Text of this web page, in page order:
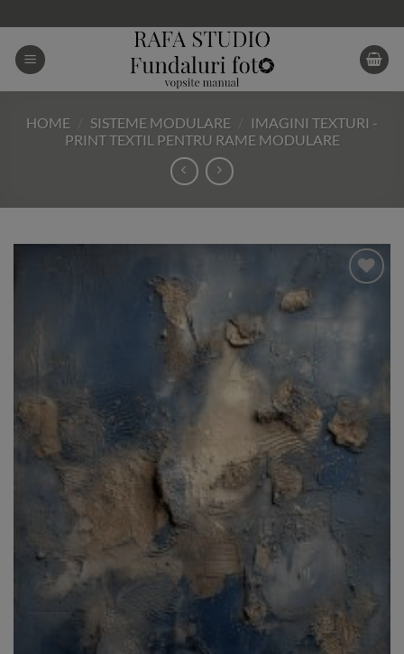
to
content
HOME SISTEME MODULARE
IMAGINI TEXTURI -
PRINT TEXTIL PENTRU RAME MODULARE